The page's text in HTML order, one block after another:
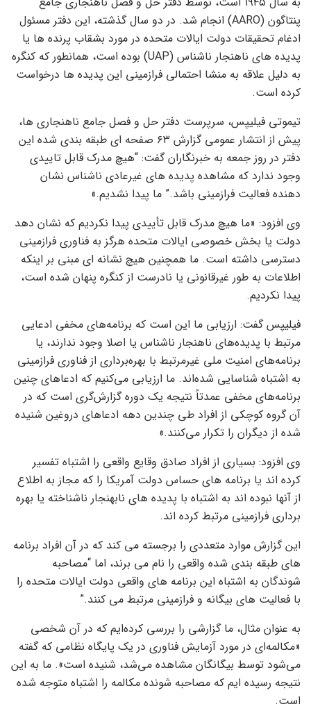
پنتاگون (AARO) انجام شد. در دو سال گذشته، این دفتر مسئول
ادغام تحقیقات دولت ایالات متحده در مورد بشقاب پرنده ها یا
پدیده های ناهنجار ناشناس (UAP) بوده است، همانطور که کنگره
به دلیل علاقه به منشا احتمالی فرازمینی این پدیده ها درخواست
کرده است.
تیموتی فیلیپس، سرپرست دفتر حل و فصل جامع ناهنجاری ها،
پیش از انتشار عمومی گزارش ۶۳ صفحه ای طبقه بندی شده این
دفتر در روز جمعه به خبرنگاران گفت: “هیچ مدرک قابل تاییدی
وجود ندارد که مشاهده پدیده های غیرعادی ناشناس نشان
دهنده فعالیت فرازمینی باشد.” ما پیدا نشدیم.»
وی افزود: «ما هیچ مدرک قابل تأییدی پیدا نکردیم که نشان دهد
دولت یا بخش خصوصی ایالات متحده هرگز به فناوری فرازمینی
دسترسی داشته است. ما همچنین هیچ نشانه ای مبنی بر اینکه
اطلاعات به طور غیرقانونی یا نادرست از کنگره پنهان شده است،
پیدا نکردیم.
فیلیپس گفت: ارزیابی ما این است که برنامه‌های مخفی ادعایی
مرتبط با پدیده‌های ناهنجار ناشناس یا اصلا وجود ندارند، یا
برنامه‌های امنیت ملی غیرمرتبط با بهره‌برداری از فناوری فرازمینی
به اشتباه شناسایی شده‌اند. ما ارزیابی می‌کنیم که ادعاهای چنین
برنامه‌های مخفی عمدتاً نتیجه یک دوره گزارش‌گری است که در
آن گروه کوچکی از افراد طی چندین دهه ادعاهای دروغین شنیده
شده از دیگران را تکرار می‌کنند.»
وی افزود: بسیاری از افراد صادق وقایع واقعی را اشتباه تفسیر
کرده اند یا برنامه های حساس دولت آمریکا را که مجاز به اطلاع
از آنها نبوده اند به اشتباه با پدیده های نابهنجار ناشناخته یا بهره
برداری فرازمینی مرتبط کرده اند.
این گزارش موارد متعددی را برجسته می کند که در آن افراد برنامه
های طبقه بندی شده واقعی را نام می برند، اما “مصاحبه
شوندگان به اشتباه این برنامه های واقعی دولت ایالات متحده را
با فعالیت های بیگانه و فرازمینی مرتبط می کنند.”
به عنوان مثال، ما گزارشی را بررسی کرده‌ایم که در آن شخصی
«مکالمه‌ای در مورد آزمایش فناوری در یک پایگاه نظامی که گفته
می‌شود توسط بیگانگان مشاهده می‌شد، شنیده است». ما به این
نتیجه رسیده ایم که مصاحبه شونده مکالمه را اشتباه متوجه شده
است.